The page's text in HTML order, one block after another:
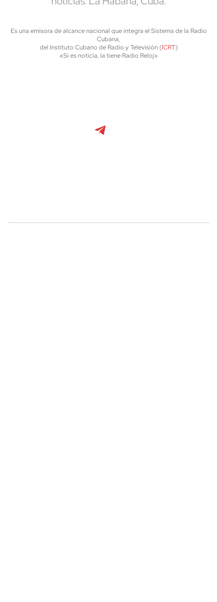
Es una emisora de alcance nacional que integra el Sistema de la Radio
Cubana,
del Instituto Cubano de Radio y Televisión (ICRT)
«Si es noticia, la tiene Radio Reloj»